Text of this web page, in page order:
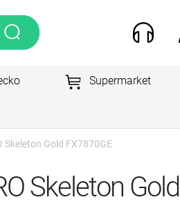
Supermarket
Skeleton Gold FX7870GE
Skeleton Gold